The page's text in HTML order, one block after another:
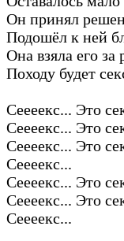
Он принял
Подошёл к ней
Она взяла его
Походу будет
Сеееекс... Это
Сеееекс... Это
Сеееекс... Это
Сеееекс...
Сеееекс... Это
Сеееекс... Это
Сеееекс...